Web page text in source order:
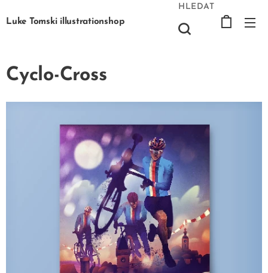
Luke Tomski illustrationshop
HLEDAT
Cyclo-Cross